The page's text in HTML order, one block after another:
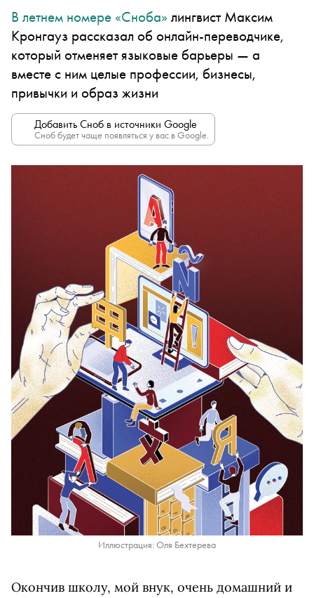
В летнем номере «Сноба» лингвист Максим
Кронгауз рассказал об онлайн-переводчике,
который отменяет языковые барьеры — а
вместе с ним целые профессии, бизнесы,
привычки и образ жизни
Добавить Сноб в источники Google
Сноб будет чаще появляться у вас в Google.
Иллюстрация: Оля Бехтерева
Окончив школу, мой внук, очень домашний и